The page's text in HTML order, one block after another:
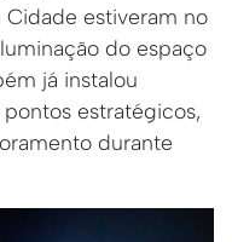
estiveram no
do espaço
já instalou
estratégicos,
durante